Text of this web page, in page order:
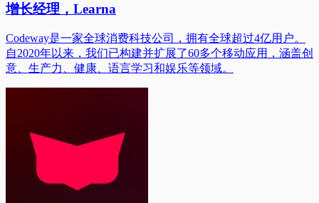
增长经理，Learna
Codeway是一家全球消费科技公司，拥有全球超过4亿用户。
自2020年以来，我们已构建并扩展了60多个移动应用，涵盖创
意、生产力、健康、语言学习和娱乐等领域。